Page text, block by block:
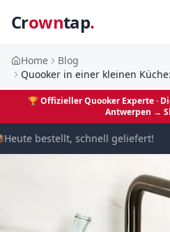
Crowntap.
Home
Blog
Quooker in einer kleinen
🏆 Offizieller Quooker Experte ·
Antwerpen →
Heute bestellt, schnell geliefert!